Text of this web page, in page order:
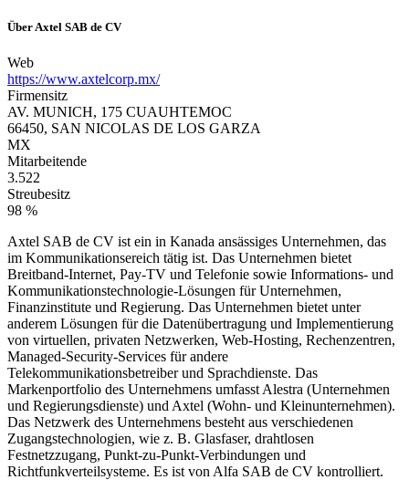
Über Axtel SAB de CV
Web
https://www.axtelcorp.mx/
Firmensitz
AV. MUNICH, 175 CUAUHTEMOC
66450, SAN NICOLAS DE LOS GARZA
MX
Mitarbeitende
3.522
Streubesitz
98 %
Axtel SAB de CV ist ein in Kanada ansässiges Unternehmen, das
im Kommunikationsereich tätig ist. Das Unternehmen bietet
Breitband-Internet, Pay-TV und Telefonie sowie Informations- und
Kommunikationstechnologie-Lösungen für Unternehmen,
Finanzinstitute und Regierung. Das Unternehmen bietet unter
anderem Lösungen für die Datenübertragung und Implementierung
von virtuellen, privaten Netzwerken, Web-Hosting, Rechenzentren,
Managed-Security-Services für andere
Telekommunikationsbetreiber und Sprachdienste. Das
Markenportfolio des Unternehmens umfasst Alestra (Unternehmen
und Regierungsdienste) und Axtel (Wohn- und Kleinunternehmen).
Das Netzwerk des Unternehmens besteht aus verschiedenen
Zugangstechnologien, wie z. B. Glasfaser, drahtlosen
Festnetzzugang, Punkt-zu-Punkt-Verbindungen und
Richtfunkverteilsysteme. Es ist von Alfa SAB de CV kontrolliert.